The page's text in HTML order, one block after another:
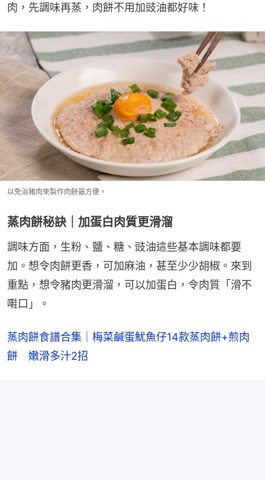
肉，先調味再蒸，肉餅不用加豉油都好味！
以免治豬肉來製作肉餅最方便。
蒸肉餅秘訣｜加蛋白肉質更滑溜
調味方面，生粉、鹽、糖、豉油這些基本調味都要
加。想令肉餅更香，可加麻油，甚至少少胡椒。來到
重點，想令豬肉更滑溜，可以加蛋白，令肉質「滑不
嚡口」。
蒸肉餅食譜合集｜梅菜鹹蛋魷魚仔14款蒸肉餅+煎肉
餅　嫩滑多汁2招